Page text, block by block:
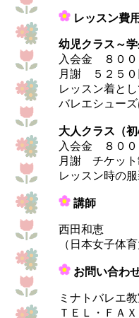
レッスン費用
幼児クラス～
入会金 ８００
月謝 ５２５０
レッスン着と
バレエシュー
大人クラス（初
入会金 ８００
月謝 チケット
レッスン時の
講師
西田和恵
（日本女子体
お問い合わ
ミナトバレエ
ＴＥＬ・ＦＡ